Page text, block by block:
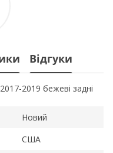
Відгуки
2019 бежеві задні
Новий
США